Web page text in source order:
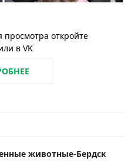
просмотра откройте
в VK
животные-Бердск